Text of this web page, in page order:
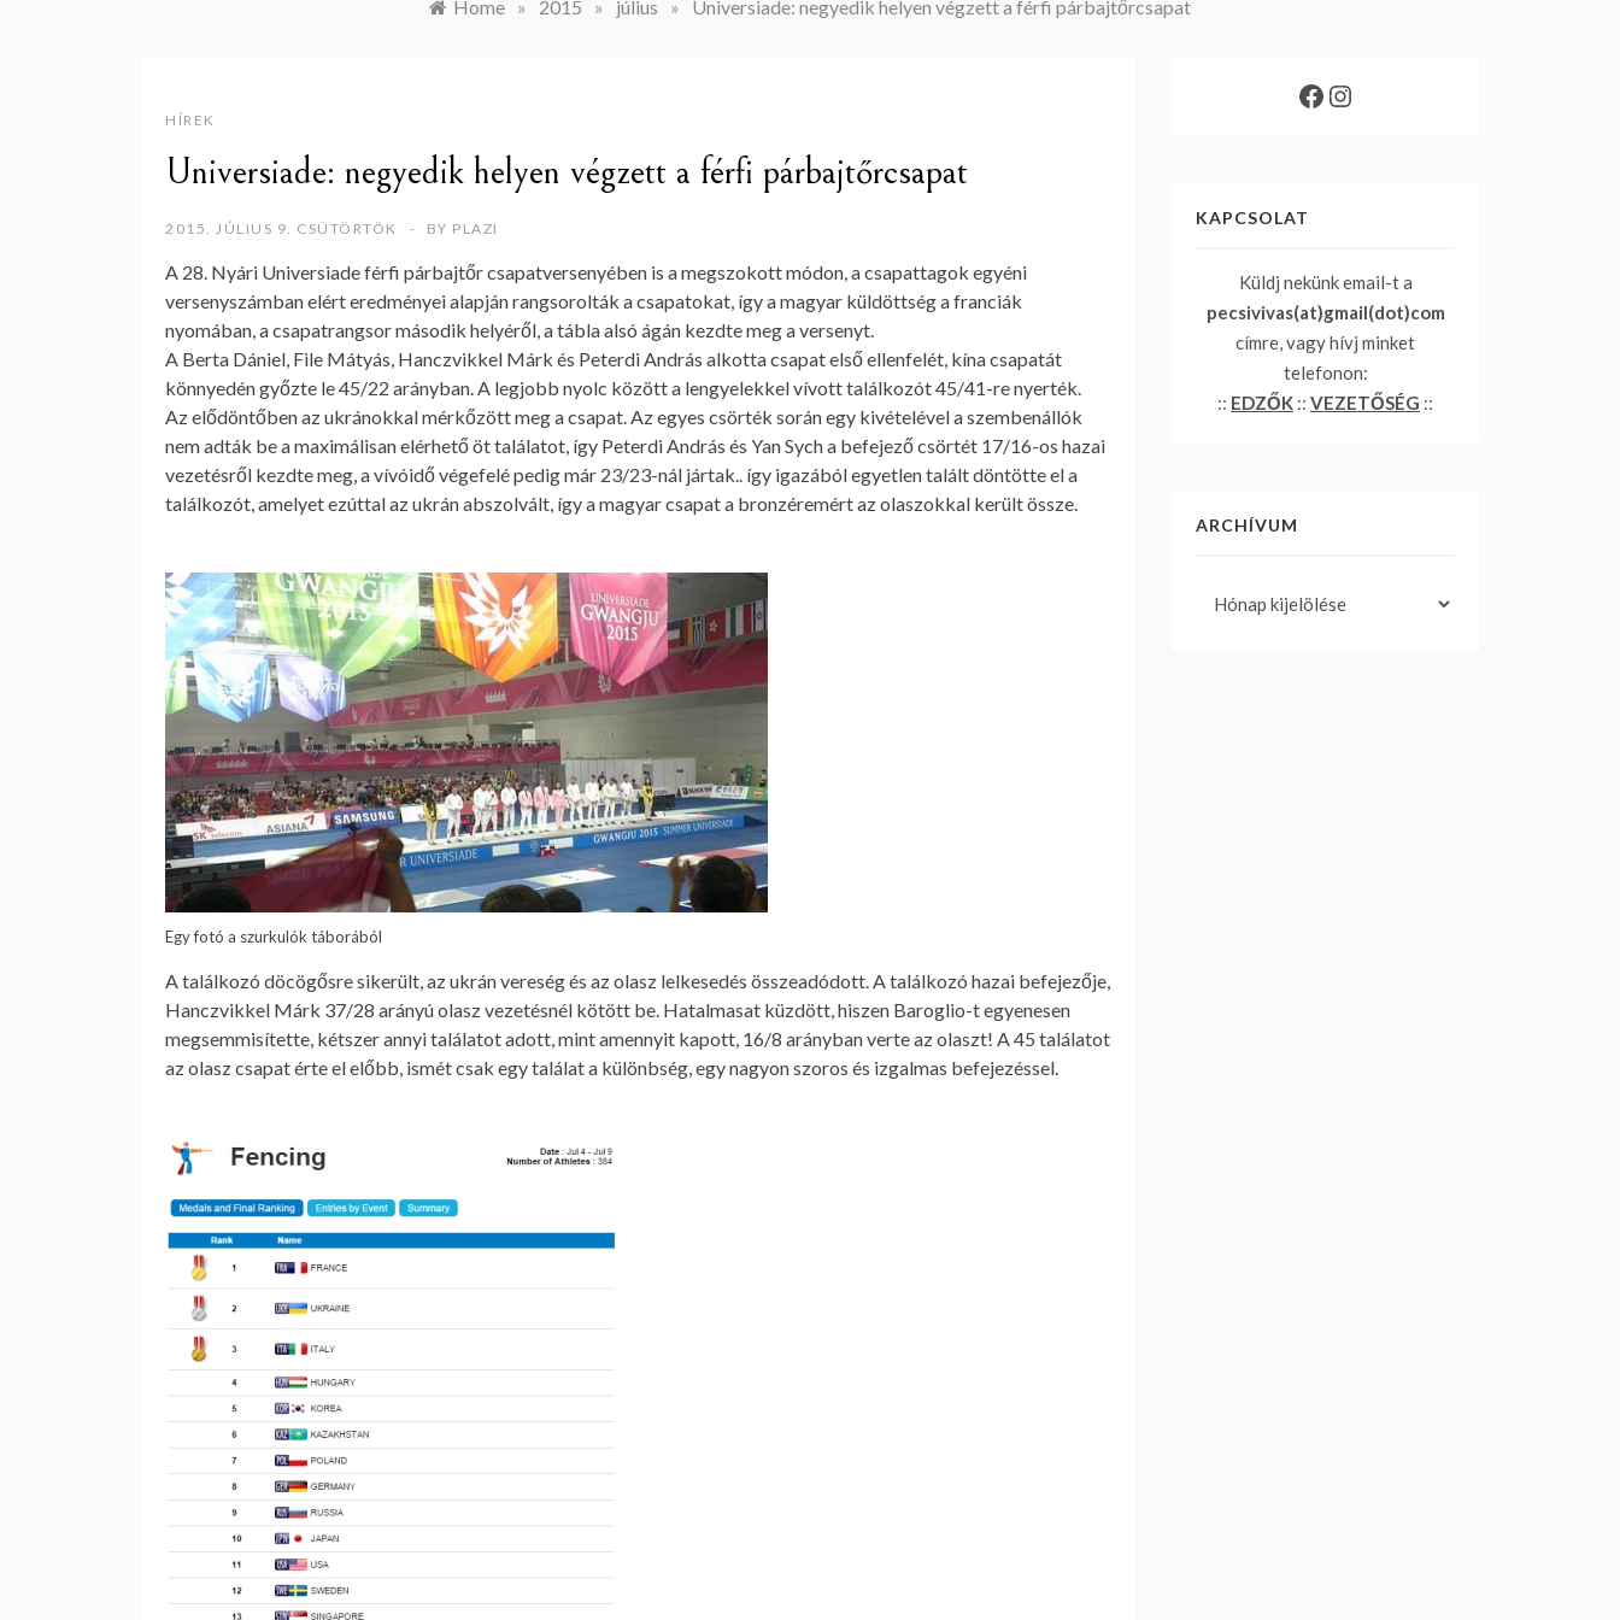
Home » 2015 » július » Universiade: negyedik helyen végzett a férfi párbajtőrcsapat
HÍREK
Universiade: negyedik helyen végzett a férfi párbajtőrcsapat
2015. JÚLIUS 9. CSÜTÖRTÖK BY PLAZI
A 28. Nyári Universiade férfi párbajtőr csapatversenyében is a megszokott módon, a csapattagok egyéni
versenyszámban elért eredményei alapján rangsorolták a csapatokat, így a magyar küldöttség a franciák
nyomában, a csapatrangsor második helyéről, a tábla alsó ágán kezdte meg a versenyt.
A Berta Dániel, File Mátyás, Hanczvikkel Márk és Peterdi András alkotta csapat első ellenfelét, kína csapatát
könnyedén győzte le 45/22 arányban. A legjobb nyolc között a lengyelekkel vívott találkozót 45/41-re nyerték.
Az elődöntőben az ukránokkal mérkőzött meg a csapat. Az egyes csörték során egy kivételével a szembenállók
nem adták be a maximálisan elérhető öt találatot, így Peterdi András és Yan Sych a befejező csörtét 17/16-os hazai
vezetésről kezdte meg, a vívóidő végefelé pedig már 23/23-nál jártak.. így igazából egyetlen talált döntötte el a
találkozót, amelyet ezúttal az ukrán abszolvált, így a magyar csapat a bronzéremért az olaszokkal került össze.
Egy fotó a szurkulók táborából
A találkozó döcögősre sikerült, az ukrán vereség és az olasz lelkesedés összeadódott. A találkozó hazai befejezője,
Hanczvikkel Márk 37/28 arányú olasz vezetésnél kötött be. Hatalmasat küzdött, hiszen Baroglio-t egyenesen
megsemmisítette, kétszer annyi találatot adott, mint amennyit kapott, 16/8 arányban verte az olaszt! A 45 találatot
az olasz csapat érte el előbb, ismét csak egy találat a különbség, egy nagyon szoros és izgalmas befejezéssel.
Facebook
Instagram
KAPCSOLAT
Küldj nekünk email-t a
pecsivivas(at)gmail(dot)com
címre, vagy hívj minket
telefonon:
:: EDZŐK :: VEZETŐSÉG ::
ARCHÍVUM